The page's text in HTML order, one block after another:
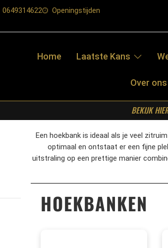
0649314622 Openingstijden
Home Laatste Kans
Over ons
BEKIJK
Een hoekbank is ideaal als je veel
optimaal en ontstaat er een fijne
uitstraling op een prettige manier
HOEKBANKEN